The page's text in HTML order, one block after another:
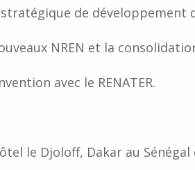
de développement
NREN et la
avec le RENATER.
le Djoloff, Dakar au